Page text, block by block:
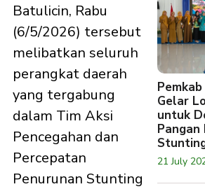
Batulicin, Rabu
(6/5/2026) tersebut
melibatkan seluruh
perangkat daerah
yang tergabung
dalam Tim Aksi
Pencegahan dan
Percepatan
Penurunan Stunting
Gelar
untuk
Pangan
21 July